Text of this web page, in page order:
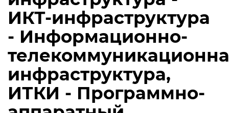
ИКТ-инфраструктура
- Информационно-
инфраструктура,
ИТКИ - Программно-